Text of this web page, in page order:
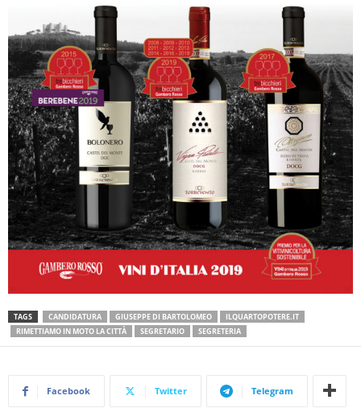
TAGS CANDIDATURA GIUSEPPE DI BARTOLOMEO
ILQUARTOPOTERE.IT
RIMETTIAMO IN MOTO LA CITTÀ
SEGRETARIO SEGRETERIA
Facebook Twitter Telegram